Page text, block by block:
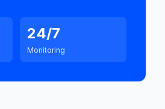
24/7
Monitoring